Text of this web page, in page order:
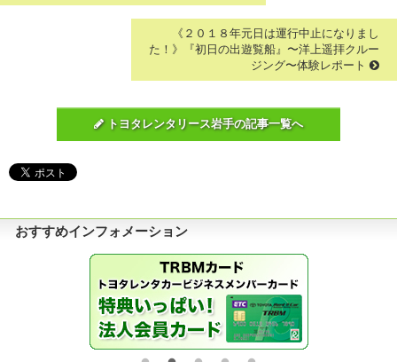
《２０１８年元日は運行中止になりまし
た！》『初日の出遊覧船』〜洋上遥拝クルー
ジング〜体験レポート
トヨタレンタリース岩手の記事一覧へ
おすすめインフォメーション